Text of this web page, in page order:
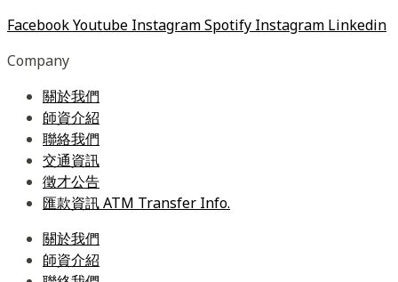
FacebookYoutube InstagramSpotify Instagram Linkedin
Company
關於我們
師資介紹
聯絡我們
交通資訊
徵才公告
匯款資訊 ATM Transfer Info.
關於我們
師資介紹